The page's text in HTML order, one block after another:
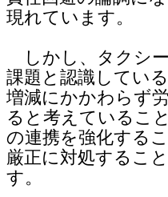
現れています。
しかし、タクシ
課題と認識してい
増減にかかわらず
ると考えているこ
の連携を強化する
厳正に対処するこ
す。